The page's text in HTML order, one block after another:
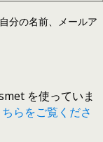
分の名前、メールア
を使っていま
らをご覧くださ